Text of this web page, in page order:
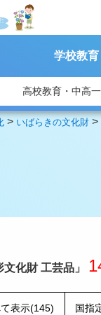
学校教育
高校教育・中高
> いばらきの文化財 >
文化財 工芸品」
表示(145) 国指